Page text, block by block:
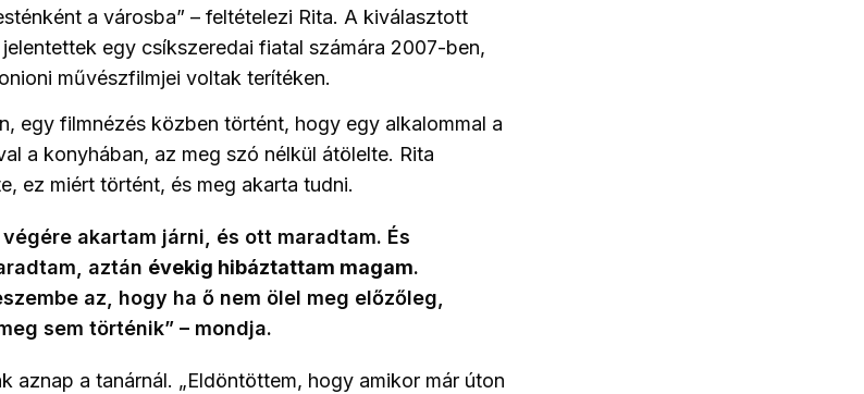
a városba” – feltételezi Rita. A kiválasztott
egy csíkszeredai fiatal számára 2007-ben,
művészfilmjei voltak terítéken.
egy filmnézés közben történt, hogy egy alkalommal a
a konyhában, az meg szó nélkül átölelte. Rita
ez miért történt, és meg akarta tudni.
akartam járni, és ott maradtam. És
aztán évekig hibáztattam magam.
az, hogy ha ő nem ölel meg előzőleg,
sem történik” – mondja.
aznap a tanárnál. „Eldöntöttem, hogy amikor már úton